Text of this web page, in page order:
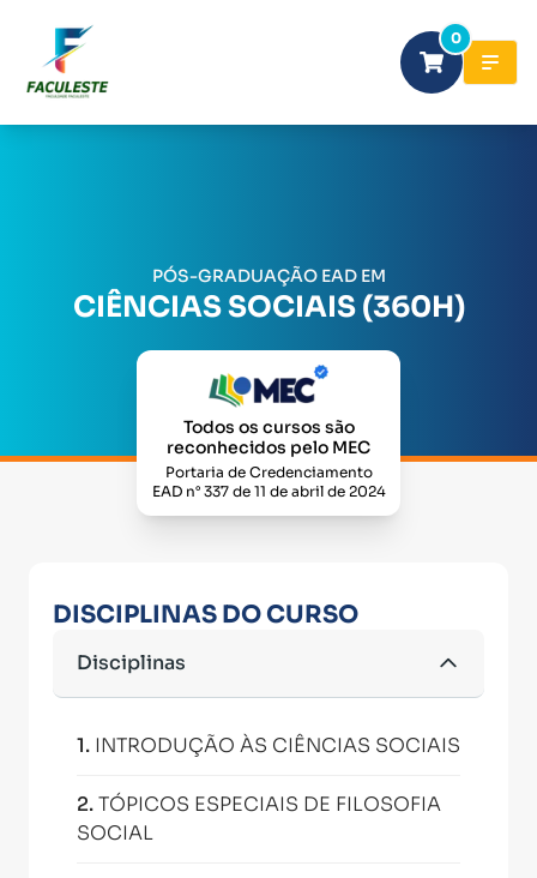
0
PÓS-GRADUAÇÃO EAD EM
CIÊNCIAS SOCIAIS (360H)
Todos os cursos são
reconhecidos pelo MEC
Portaria de Credenciamento
EAD n° 337 de 11 de abril de 2024
DISCIPLINAS DO CURSO
Disciplinas
1. INTRODUÇÃO ÀS CIÊNCIAS SOCIAIS
2.TÓPICOS ESPECIAIS DE FILOSOFIA
SOCIAL